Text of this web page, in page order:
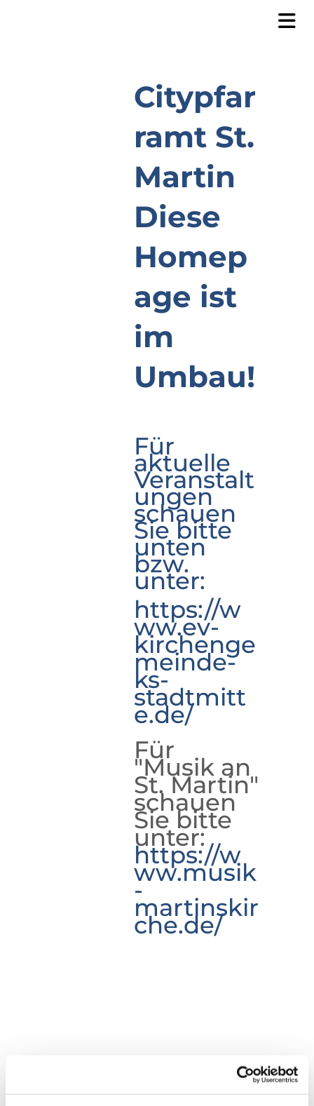
Citypfar
ramt St.
Martin
Diese
Homep
age ist
im
Umbau!
Für
aktuelle
Veranstalt
ungen
schauen
Sie bitte
unten
bzw.
unter:
https://w
ww.ev-
kirchenge
meinde-
ks-
stadtmitt
e.de/
Für
"Musik an
St. Martin"
schauen
Sie bitte
unter:
https://w
ww.musik
-
martinskir
che.de/
Gottesdienst im Katharina-
von-Bora-Haus